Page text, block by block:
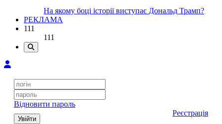
На якому боці історії виступає Дональд Трамп?
РЕКЛАМА
111
111
Відновити пароль
Увійти
Реєстрація